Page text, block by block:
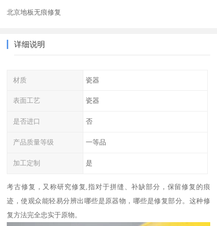
北京地板无痕修复
详细说明
材质 瓷器
表面工艺 瓷器
是否进口 否
产品质量等级 一等品
加工定制 是
考古修复，又称研究修复,指对于拼缝、补缺部分，保留修复的痕
迹，使观众能轻易分辨出哪些是原器物，哪些是修复部分。这种修
复方法完全忠实于原物。